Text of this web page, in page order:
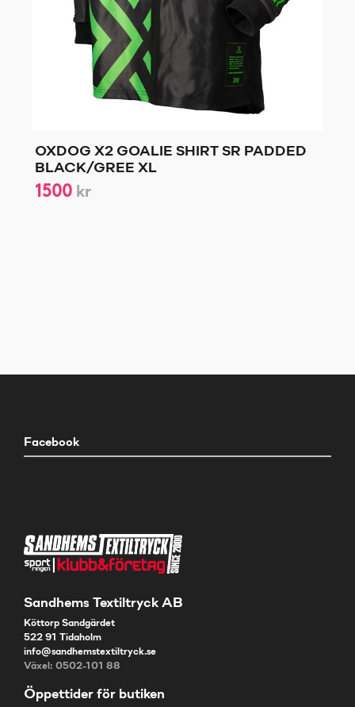
OXDOG X2 GOALIE SHIRT SR PADDED
BLACK/GREE XL
1500 kr
Facebook
Sandhems Textiltryck AB
Köttorp Sandgärdet
522 91 Tidaholm
info@sandhemstextiltryck.se
Växel: 0502-101 88
Öppettider för butiken